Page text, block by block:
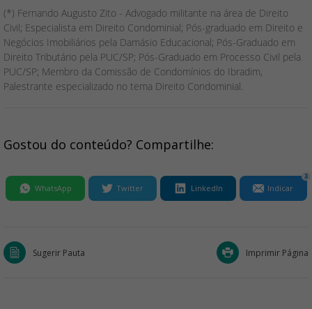
(*) Fernando Augusto Zito - Advogado militante na área de Direito
Civil; Especialista em Direito Condominial; Pós-graduado em Direito e
Negócios Imobiliários pela Damásio Educacional; Pós-Graduado em
Direito Tributário pela PUC/SP; Pós-Graduado em Processo Civil pela
PUC/SP; Membro da Comissão de Condomínios do Ibradim,
Palestrante especializado no tema Direito Condominial.
Gostou do conteúdo? Compartilhe:
WhatsApp Twitter LinkedIn Indicar
3
Sugerir Pauta Imprimir Página